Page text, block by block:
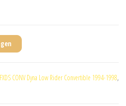
FXDS CONV Dyna Low Rider Convertible 1994-1998,